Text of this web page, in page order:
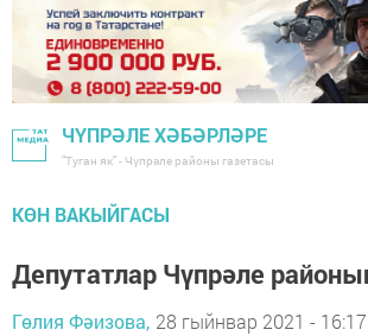
ЧҮПРӘЛЕ ХӘБӘРЛӘРЕ
"Туган як" - Чүпрәле районы газетасы
КӨН ВАКЫЙГАСЫ
Депутатлар Чүпрәле
Гөлия Фәизова, 28 гыйнвар 2021 - 16:17